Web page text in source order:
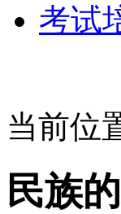
考试
当前位
民族